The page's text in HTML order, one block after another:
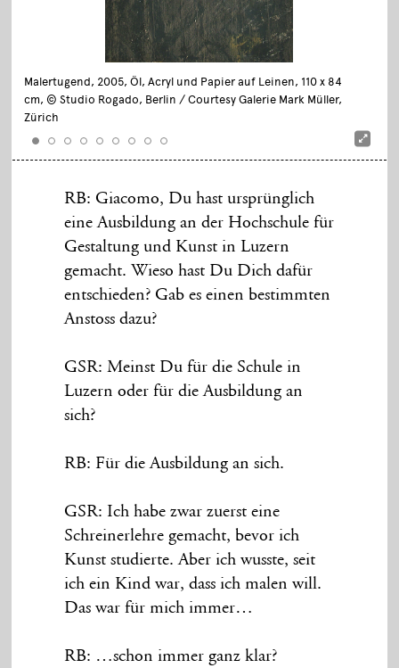
Malertugend, 2005, Öl, Acryl und Papier auf Leinen, 110 x 84
cm, © Studio Rogado, Berlin / Courtesy Galerie Mark Müller,
Zürich
RB: Giacomo, Du hast ursprünglich
eine Ausbildung an der Hochschule für
Gestaltung und Kunst in Luzern
gemacht. Wieso hast Du Dich dafür
entschieden? Gab es einen bestimmten
Anstoss dazu?
GSR: Meinst Du für die Schule in
Luzern oder für die Ausbildung an
sich?
RB: Für die Ausbildung an sich.
GSR: Ich habe zwar zuerst eine
Schreinerlehre gemacht, bevor ich
Kunst studierte. Aber ich wusste, seit
ich ein Kind war, dass ich malen will.
Das war für mich immer…
RB: …schon immer ganz klar?